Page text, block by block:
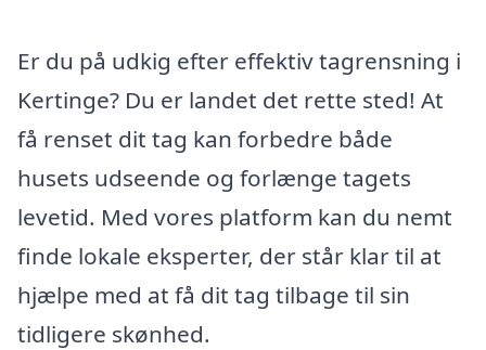
Er du på udkig efter effektiv tagrensning i
Kertinge? Du er landet det rette sted! At
få renset dit tag kan forbedre både
husets udseende og forlænge tagets
levetid. Med vores platform kan du nemt
finde lokale eksperter, der står klar til at
hjælpe med at få dit tag tilbage til sin
tidligere skønhed.